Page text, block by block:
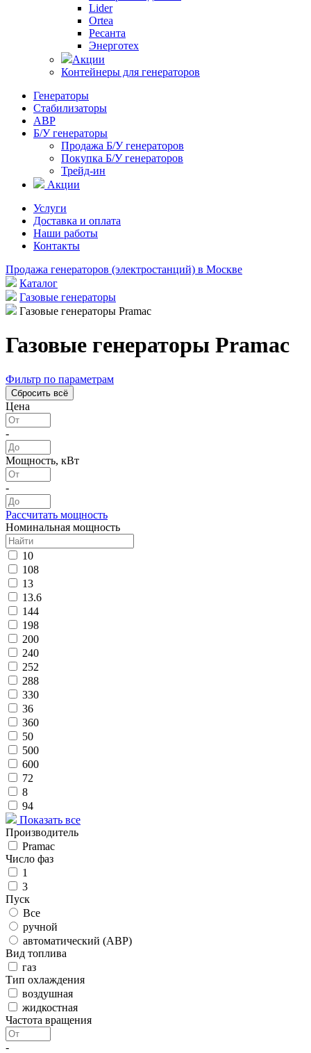
Lider
Ortea
Ресанта
Энерготех
Акции
Контейнеры для генераторов
Генераторы
Стабилизаторы
АВР
Б/У генераторы
Продажа Б/У генераторов
Покупка Б/У генераторов
Трейд-ин
Акции
Услуги
Доставка и оплата
Наши работы
Контакты
Продажа генераторов (электростанций) в Москве
Каталог
Газовые генераторы
Газовые генераторы Pramac
Газовые генераторы Pramac
Фильтр по параметрам
Цена
-
Мощность, кВт
-
Рассчитать мощность
Номинальная мощность
10
108
13
13.6
144
198
200
240
252
288
330
36
360
50
500
600
72
8
94
Показать все
Производитель
Pramac
Число фаз
1
3
Пуск
Все
ручной
автоматический (АВР)
Вид топлива
газ
Тип охлаждения
воздушная
жидкостная
Частота вращения
-